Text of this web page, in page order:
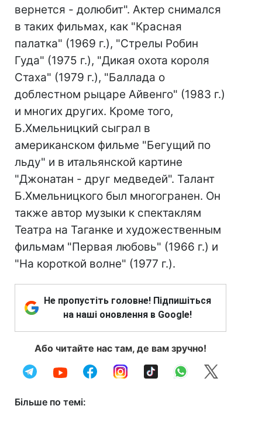
вернется - долюбит". Актер снимался
в таких фильмах, как "Красная
палатка" (1969 г.), "Стрелы Робин
Гуда" (1975 г.), "Дикая охота короля
Стаха" (1979 г.), "Баллада о
доблестном рыцаре Айвенго" (1983 г.)
и многих других. Кроме того,
Б.Хмельницкий сыграл в
американском фильме "Бегущий по
льду" и в итальянской картине
"Джонатан - друг медведей". Талант
Б.Хмельницкого был многогранен. Он
также автор музыки к спектаклям
Театра на Таганке и художественным
фильмам "Первая любовь" (1966 г.) и
"На короткой волне" (1977 г.).
Не пропустіть головне! Підпишіться
на наші оновлення в Google!
Або читайте нас там, де вам зручно!
Більше по темі: